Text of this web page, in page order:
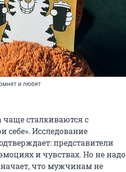
и любят
сталкиваются с
себе». Исследование
представители
и чувствах. Но не надо
что мужчинам не